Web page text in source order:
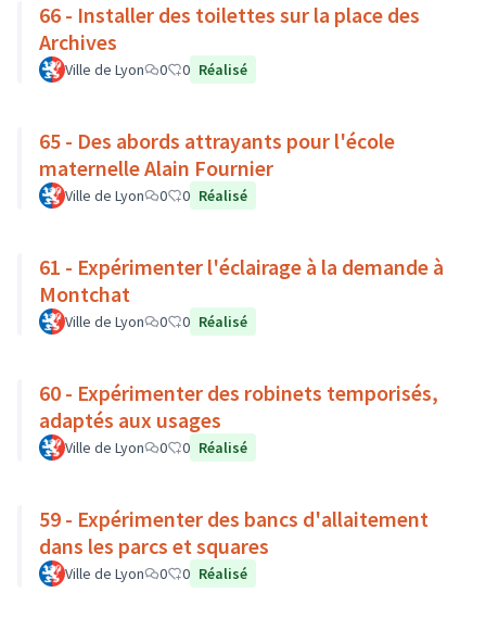
66 - Installer des toilettes sur la place des
Archives
Ville de Lyon 0 0 Réalisé
65 - Des abords attrayants pour l'école
maternelle Alain Fournier
Ville de Lyon 0 0 Réalisé
61 - Expérimenter l'éclairage à la demande à
Montchat
Ville de Lyon 0 0 Réalisé
60 - Expérimenter des robinets temporisés,
adaptés aux usages
Ville de Lyon 0 0 Réalisé
59 - Expérimenter des bancs d'allaitement
dans les parcs et squares
Ville de Lyon 0 0 Réalisé